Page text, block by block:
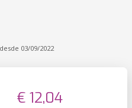
03/09/2022
€ 12,04